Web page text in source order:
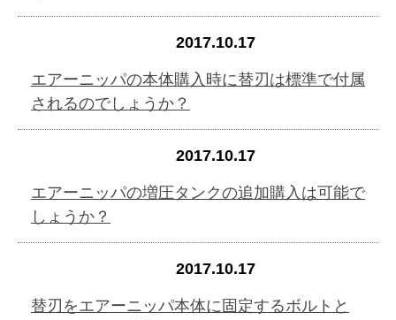
2017.10.17
エアーニッパの本体購入時に替刃は標準で付属
されるのでしょうか？
2017.10.17
エアーニッパの増圧タンクの追加購入は可能で
しょうか？
2017.10.17
替刃をエアーニッパ本体に固定するボルトと